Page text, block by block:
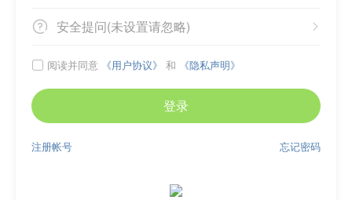
 
安全提问(未设置请忽略)
 阅读并同意 《用户协议》 和 《隐私声明》
登录
忘记密码
注册帐号